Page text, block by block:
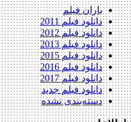
باران فیلم
دانلود فیلم 2011
دانلود فیلم 2012
دانلود فیلم 2013
دانلود فیلم 2015
دانلود فیلم 2016
دانلود فیلم 2017
دانلود فیلم جدید
دسته‌بندی نشده